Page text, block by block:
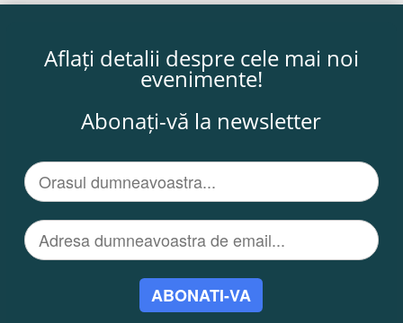
Aflați detalii despre cele mai noi
evenimente!
Abonați-vă la newsletter
ABONATI-VA